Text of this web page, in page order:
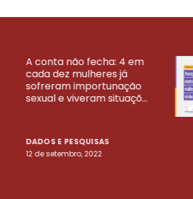
A conta não fecha: 4 em
cada dez mulheres já
sofreram importunação
sexual e viveram situaçõ...
DADOS E PESQUISAS
12 de setembro, 2022